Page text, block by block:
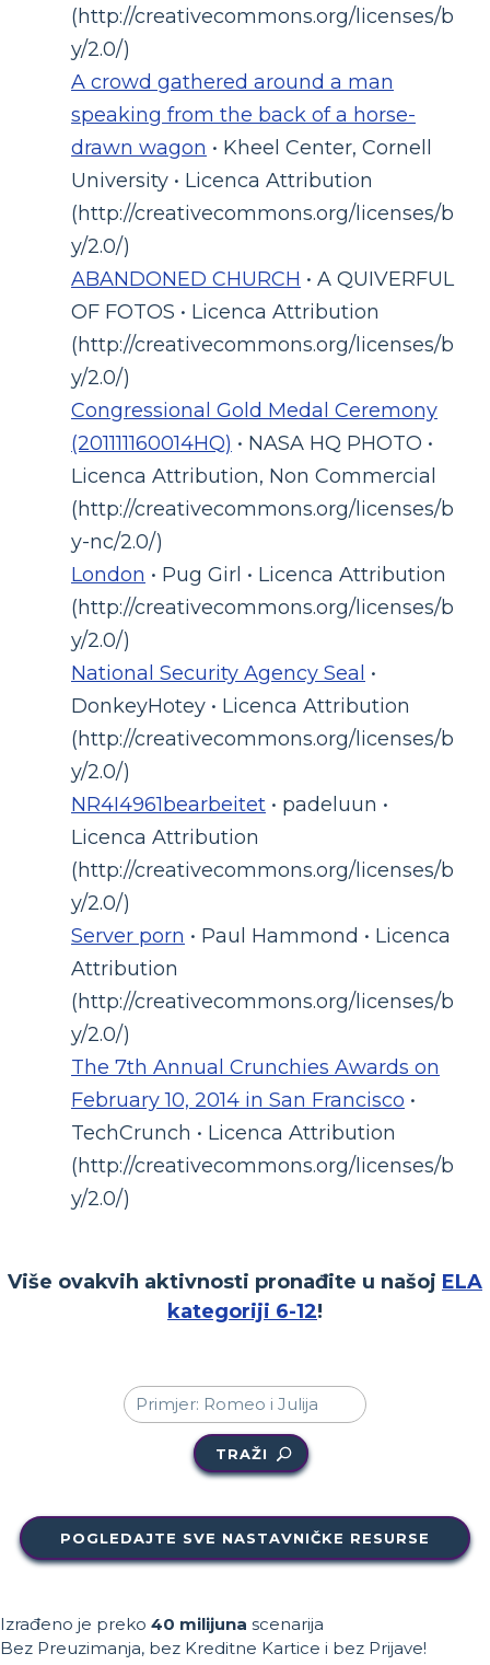
(http://creativecommons.org/licenses/b
y/2.0/)
A crowd gathered around a man
speaking from the back of a horse-
drawn wagon • Kheel Center, Cornell
University • Licenca Attribution
(http://creativecommons.org/licenses/b
y/2.0/)
ABANDONED CHURCH • A QUIVERFUL
OF FOTOS • Licenca Attribution
(http://creativecommons.org/licenses/b
y/2.0/)
Congressional Gold Medal Ceremony
(201111160014HQ) • NASA HQ PHOTO •
Licenca Attribution, Non Commercial
(http://creativecommons.org/licenses/b
y-nc/2.0/)
London • Pug Girl • Licenca Attribution
(http://creativecommons.org/licenses/b
y/2.0/)
National Security Agency Seal •
DonkeyHotey • Licenca Attribution
(http://creativecommons.org/licenses/b
y/2.0/)
NR4I4961bearbeitet • padeluun •
Licenca Attribution
(http://creativecommons.org/licenses/b
y/2.0/)
Server porn • Paul Hammond • Licenca
Attribution
(http://creativecommons.org/licenses/b
y/2.0/)
The 7th Annual Crunchies Awards on
February 10, 2014 in San Francisco •
TechCrunch • Licenca Attribution
(http://creativecommons.org/licenses/b
y/2.0/)
Više ovakvih aktivnosti pronađite u našoj ELA
kategoriji 6-12!
TRAŽI
POGLEDAJTE SVE NASTAVNIČKE RESURSE
Izrađeno je preko 40 milijuna scenarija
Bez Preuzimanja, bez Kreditne Kartice i bez Prijave!